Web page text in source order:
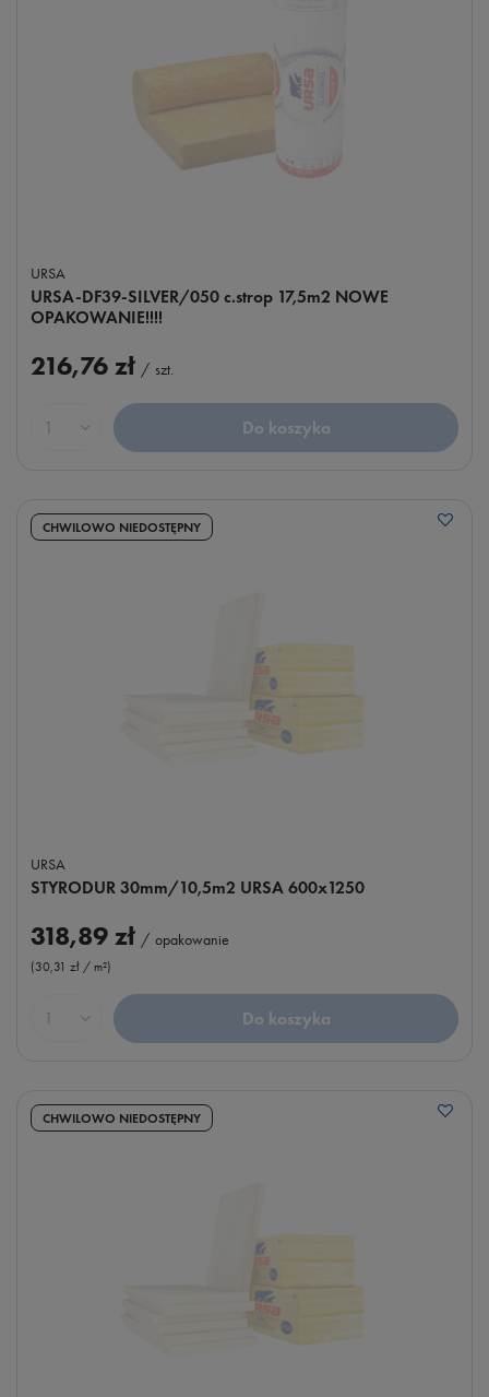
URSA
URSA-DF39-SILVER/050 c.strop 17,5m2 NOWE
OPAKOWANIE!!!!
216,76 zł / szt.
Ilość produktów Do koszyka
CHWILOWO NIEDOSTĘPNY
URSA
STYRODUR 30mm/10,5m2 URSA 600x1250
318,89 zł / opakowanie
(30,31 zł / m²)
Ilość produktów Do koszyka
CHWILOWO NIEDOSTĘPNY